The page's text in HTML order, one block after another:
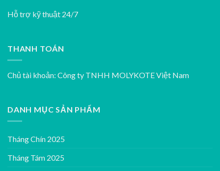
Hỗ trợ kỹ thuật 24/7
THANH TOÁN
Chủ tài khoản: Công ty TNHH MOLYKOTE Việt Nam
DANH MỤC SẢN PHẨM
Tháng Chín 2025
Tháng Tám 2025